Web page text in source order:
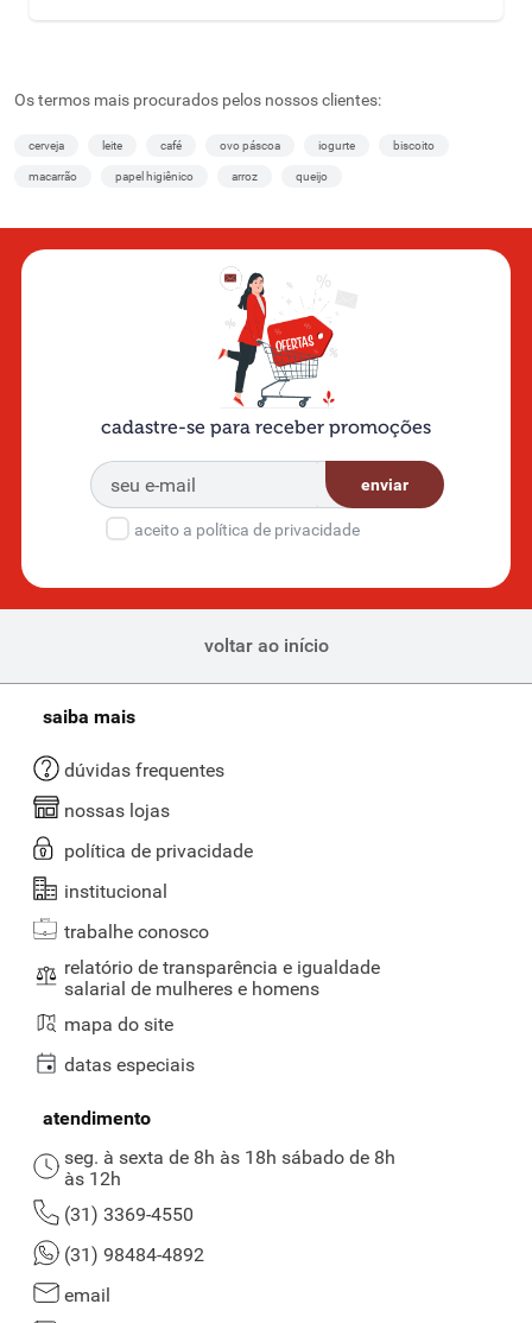
Os termos mais procurados pelos nossos clientes:
cerveja leite café ovo páscoa iogurte biscoito
macarrão papel higiênico arroz queijo
cadastre-se para receber promoções
enviar
aceito a política de privacidade
voltar ao início
saiba mais
dúvidas frequentes
nossas lojas
política de privacidade
institucional
trabalhe conosco
relatório de transparência e igualdade
salarial de mulheres e homens
mapa do site
datas especiais
atendimento
seg. à sexta de 8h às 18h sábado de 8h
às 12h
(31) 3369-4550
(31) 98484-4892
email